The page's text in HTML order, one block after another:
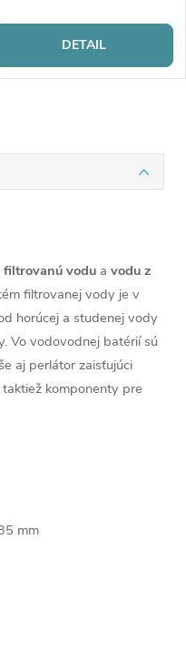
filtrovanú vodu a vodu z
filtrovanej vody je v
horúcej a studenej vody
Vo vodovodnej batérií sú
aj perlátor zaisťujúci
komponenty pre
mm
DETAIL